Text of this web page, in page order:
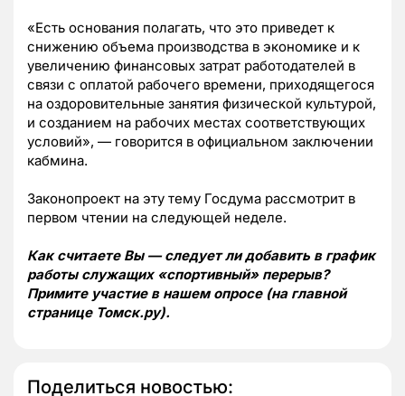
«Есть основания полагать, что это приведет к
снижению объема производства в экономике и к
увеличению финансовых затрат работодателей в
связи с оплатой рабочего времени, приходящегося
на оздоровительные занятия физической культурой,
и созданием на рабочих местах соответствующих
условий», — говорится в официальном заключении
кабмина.
Законопроект на эту тему Госдума рассмотрит в
первом чтении на следующей неделе.
Как считаете Вы — следует ли добавить в график
работы служащих «спортивный» перерыв?
Примите участие в нашем опросе (на главной
странице Томск.ру).
Поделиться новостью: